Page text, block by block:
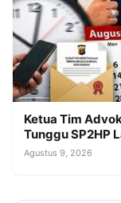
Ketua Tim
Tunggu SP2HP
Agustus 9, 2026